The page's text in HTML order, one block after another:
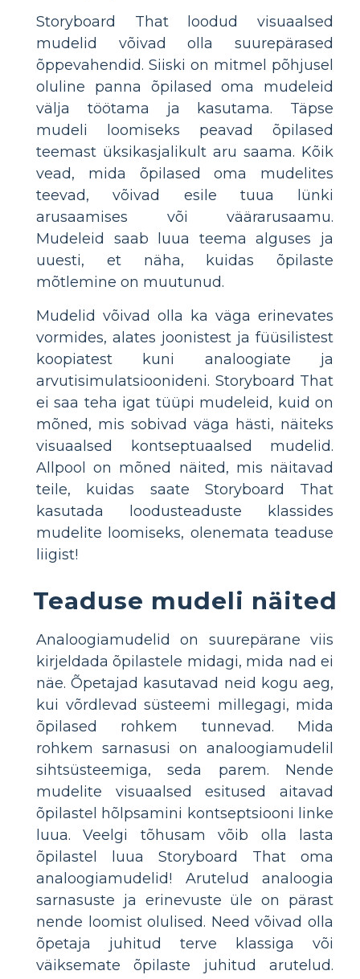
Storyboard That loodud visuaalsed
mudelid võivad olla suurepärased
õppevahendid. Siiski on mitmel põhjusel
oluline panna õpilased oma mudeleid
välja töötama ja kasutama. Täpse
mudeli loomiseks peavad õpilased
teemast üksikasjalikult aru saama. Kõik
vead, mida õpilased oma mudelites
teevad, võivad esile tuua lünki
arusaamises või väärarusaamu.
Mudeleid saab luua teema alguses ja
uuesti, et näha, kuidas õpilaste
mõtlemine on muutunud.
Mudelid võivad olla ka väga erinevates
vormides, alates joonistest ja füüsilistest
koopiatest kuni analoogiate ja
arvutisimulatsioonideni. Storyboard That
ei saa teha igat tüüpi mudeleid, kuid on
mõned, mis sobivad väga hästi, näiteks
visuaalsed kontseptuaalsed mudelid.
Allpool on mõned näited, mis näitavad
teile, kuidas saate Storyboard That
kasutada loodusteaduste klassides
mudelite loomiseks, olenemata teaduse
liigist!
Teaduse mudeli näited
Analoogiamudelid on suurepärane viis
kirjeldada õpilastele midagi, mida nad ei
näe. Õpetajad kasutavad neid kogu aeg,
kui võrdlevad süsteemi millegagi, mida
õpilased rohkem tunnevad. Mida
rohkem sarnasusi on analoogiamudelil
sihtsüsteemiga, seda parem. Nende
mudelite visuaalsed esitused aitavad
õpilastel hõlpsamini kontseptsiooni linke
luua. Veelgi tõhusam võib olla lasta
õpilastel luua Storyboard That oma
analoogiamudelid! Arutelud analoogia
sarnasuste ja erinevuste üle on pärast
nende loomist olulised. Need võivad olla
õpetaja juhitud terve klassiga või
väiksemate õpilaste juhitud arutelud.